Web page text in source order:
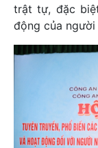
trật tự, đặc
động của